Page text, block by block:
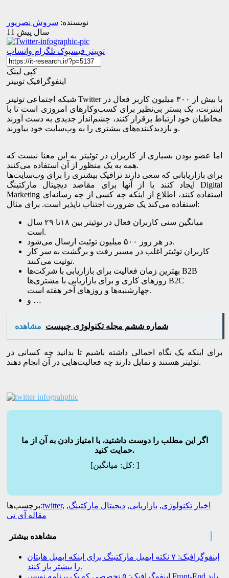
نویسنده: سروش نصرپور
11 سال پیش
توییتر فیسبوک تلگرام واتساپ
کپی لینک
اینفوگرافیک توییتر
شبکه اجتماعی توئیتر Twitter با بیش از ۳۰۰ میلیون کاربر فعال در
اینترنت، یک بستر بی‌نظیر برای کسب‌وکارهای امروزی است تا با
مخاطبان خود ارتباط برقرار کنند، چشم‌انداز جدیدی به دست آورند
و بازدیدکننده‌های بیشتری را به وب‌سایت خود بیاورند.
اما عضو بودن بسیاری از کاربران در توئیتر به این معنا نیست که
همه به یک منظور از آن استفاده می‌کنند.
برای بازاریابانی که سعی دارند ترافیک بیشتری را برای وب‌سایت‌ها
ایجاد کنند یا از آنها برای مقاصد دیجیتال مارکتینگ Digital
Marketing استفاده کنند، اطلاع از اینکه چه کسی از چه رسانه‌ای
استفاده می‌کند یک ضرورت اجتناب ناپذیر است. برای مثال:
میانگین سنی کاربران فعال در توئیتر بین ۱۸تا ۲۹ سال
است.
در هر روز ۵۰۰ میلیون توئیت ارسال می‌شود.
کاربران توئیتر اغلب در مسیر رفت و برگشت به سر کار
توئیت می‌کنند.
بهترین زمان فعالیت برای بازاریابی با شرکت‌ها B2B
روزهای کاری و برای بازاریابی با مشتری‌ها B2C
چهارشنبه‌ها و روزهای آخر هفته است.
و …
مشاهده شماره ششم مجله تکنولوژی چیپست
برای اینکه یک نگاه اجمالی داشته باشیم تا بدانید چه کسانی در
توئیتر هستند و تمایل دارند چه فعالیت‌هایی در آن انجام دهند.
اگر این مطلب را دوست داشتید، با امتیاز دادن به آن از ما
حمایت کنید.
[کل:میانگین: ]
برچسب‌ها:twitter, اخبار تکنولوژی, بازاریابی, دیجیتال مارکتینگ,
مقاله آی تی
مشاهده بیشتر
اینفوگرافیک: ۷ نکته ایمیل مارکتینگ برای اینکه ایمیل هایتان
را بیشتر باز کنند.
اینفوگرافیک: ۵ تخصصی که یک برنامه نویس Front-End باید